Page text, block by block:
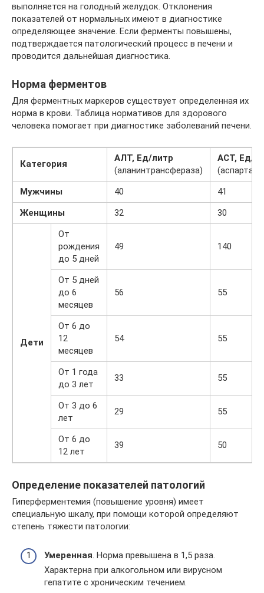
выполняется на голодный желудок. Отклонения
показателей от нормальных имеют в диагностике
определяющее значение. Если ферменты повышены,
подтверждается патологический процесс в печени и
проводится дальнейшая диагностика.
Норма ферментов
Для ферментных маркеров существует определенная их
норма в крови. Таблица нормативов для здорового
человека помогает при диагностике заболеваний печени.
Категория
АЛТ, Ед/литр
(аланинтрансфераза)
АСТ, Ед/
Мужчины
40
41
Женщины
32 30
Дети
От
рождения
до 5 дней
49 140
От 5 дней
до 6
месяцев
56 55
От 6 до
12
месяцев
54 55
От 1 года
до 3 лет
33 55
От 3 до 6
лет
29 55
От 6 до
12 лет
39 50
Определение показателей патологий
Гиперферментемия (повышение уровня) имеет
специальную шкалу, при помощи которой определяют
степень тяжести патологии:
Умеренная . Норма превышена в 1,5 раза.
Характерна при алкогольном или вирусном
гепатите с хроническим течением.